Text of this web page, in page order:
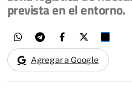
prevista en el entorno.
Agregar a Google